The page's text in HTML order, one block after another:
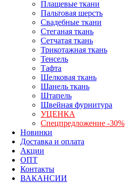
Плащевые ткани
Пальтовая шерсть
Свадебные ткани
Стеганая ткань
Сетчатая ткань
Трикотажная ткань
Тенсель
Тафта
Шелковая ткань
Шанель ткань
Штапель
Швейная фурнитура
УЦЕНКА
Спецпредложение -30%
Новинки
Доставка и оплата
Акции
ОПТ
Контакты
ВАКАНСИИ